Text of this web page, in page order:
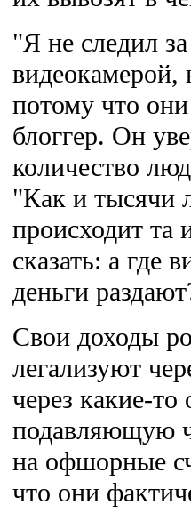
"Я не следил
видеокамерой,
потому что
блоггер. Он
количество
"Как и тысячи
происходит та
сказать: а где
деньги
Свои доходы
легализуют
через какие-
подавляющую
на офшорные
что они